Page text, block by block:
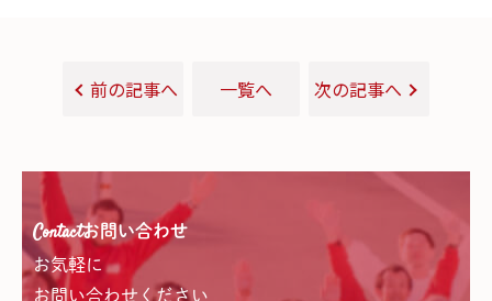
前の記事へ 一覧へ 次の記事へ
Contactお問い合わせ
お気軽に
お問い合わせください